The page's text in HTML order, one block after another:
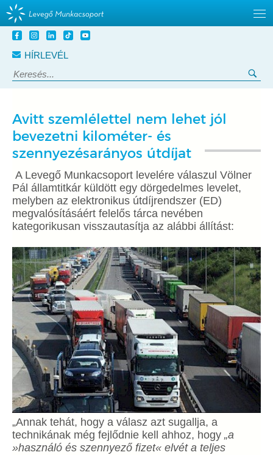
Tovább
tartalomra
HÍRLEVÉL
Keresés:
Avitt szemlélettel nem lehet jól
bevezetni kilométer- és
szennyezésarányos útdíjat
A Levegő Munkacsoport levelére válaszul Völner
Pál államtitkár küldött egy dörgedelmes levelet,
melyben az elektronikus útdíjrendszer (ED)
megvalósításáért felelős tárca nevében
kategorikusan visszautasítja az alábbi állítást:
„Annak tehát, hogy a válasz azt sugallja, a
technikának még fejlődnie kell ahhoz, hogy „a
»használó és szennyező fizet« elvét a teljes